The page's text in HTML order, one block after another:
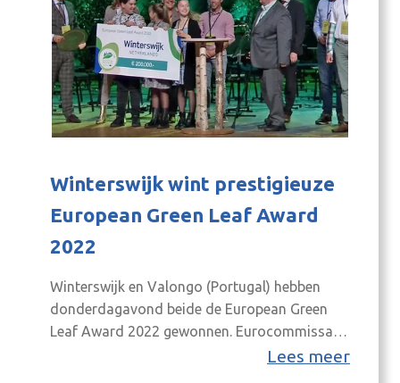
Winterswijk wint prestigieuze
European Green Leaf Award
2022
Winterswijk en Valongo (Portugal) hebben
donderdagavond beide de European Green
Leaf Award 2022 gewonnen. Eurocommissaris
voor Milieu, Oceanen en Visserij, Virginijus
Lees meer